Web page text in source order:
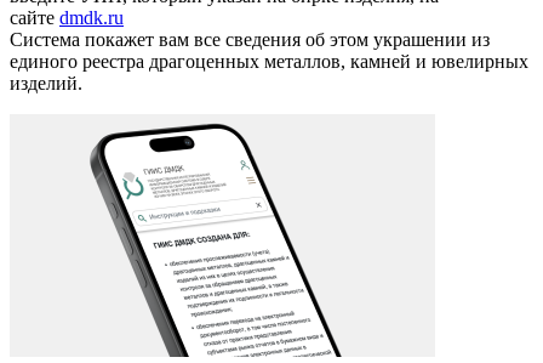
сайте dmdk.ru
Система покажет вам все сведения об этом украшении из
единого реестра драгоценных металлов, камней и ювелирных
изделий.